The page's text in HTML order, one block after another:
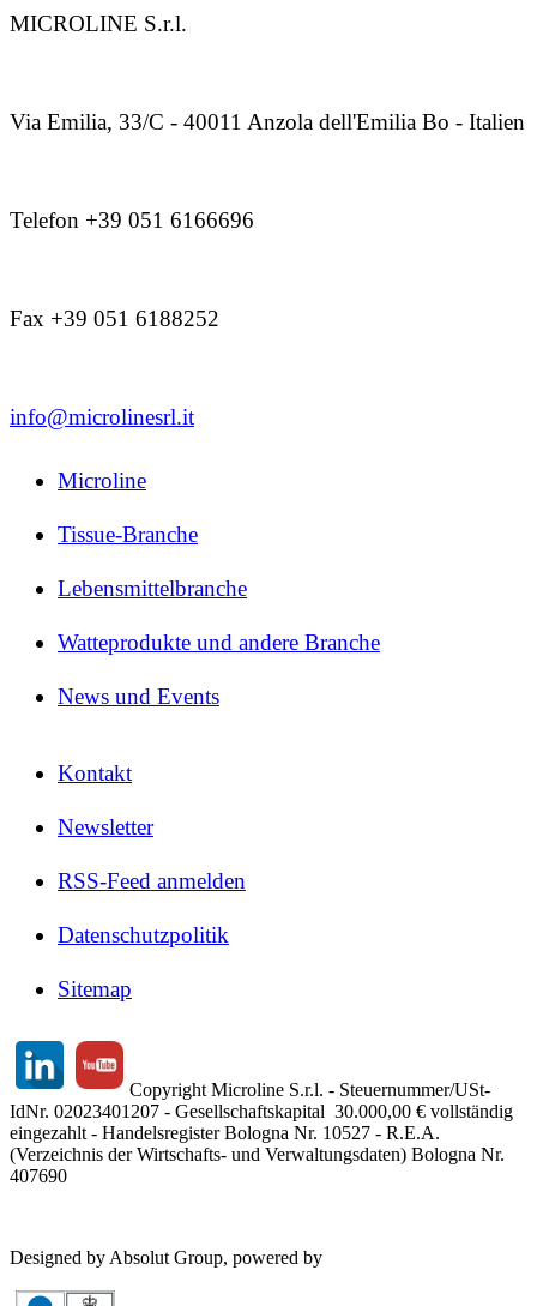
MICROLINE S.r.l.
Via Emilia, 33/C - 40011 Anzola dell'Emilia Bo - Italien
Telefon +39 051 6166696
Fax +39 051 6188252
info@microlinesrl.it
Microline
Tissue-Branche
Lebensmittelbranche
Watteprodukte und andere Branche
News und Events
Kontakt
Newsletter
RSS-Feed anmelden
Datenschutzpolitik
Sitemap
Copyright Microline S.r.l. - Steuernummer/USt-
IdNr. 02023401207 - Gesellschaftskapital 30.000,00 € vollständig
eingezahlt - Handelsregister Bologna Nr. 10527 - R.E.A.
(Verzeichnis der Wirtschafts- und Verwaltungsdaten) Bologna Nr.
407690
Designed by Absolut Group, powered by